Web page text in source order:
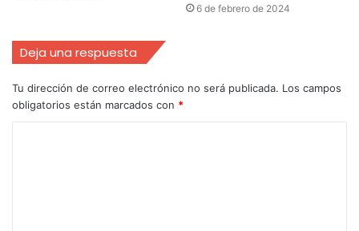
6 de febrero de 2024
Deja una respuesta
Tu dirección de correo electrónico no será publicada. Los campos
obligatorios están marcados con *